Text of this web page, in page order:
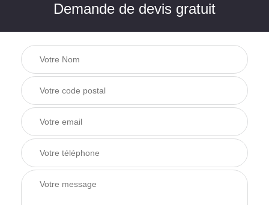
Demande de devis gratuit